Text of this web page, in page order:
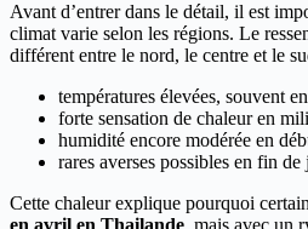
Avant d’entrer dans le détail, il est
climat varie selon les régions. Le
différent entre le nord, le centre et le
températures élevées, souvent
forte sensation de chaleur en
humidité encore modérée en
rares averses possibles en fin de
Cette chaleur explique pourquoi
en avril en Thailande , mais avec un